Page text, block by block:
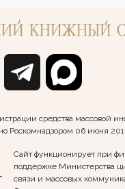
средства массовой
Роскомнадзором 06 июня
Сайт функционирует при
поддержке Министерства
связи и массовых